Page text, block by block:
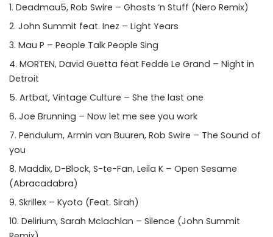
Deadmau5, Rob Swire – Ghosts ‘n Stuff (Nero Remix)
John Summit feat. Inez – Light Years
Mau P – People Talk People Sing
MORTEN, David Guetta feat Fedde Le Grand – Night in
Detroit
Artbat, Vintage Culture – She the last one
Joe Brunning – Now let me see you work
Pendulum, Armin van Buuren, Rob Swire – The Sound of
you
Maddix, D-Block, S-te-Fan, Leila K – Open Sesame
(Abracadabra)
Skrillex – Kyoto (Feat. Sirah)
Delirium, Sarah Mclachlan – Silence (John Summit